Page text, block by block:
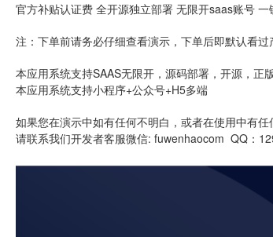
官方补贴认证费 全开源独立部署 无限开saas账号
注：下单前请务必仔细查看演示，下单后即默认看
本应用系统支持SAAS无限开，源码部署，开源，正
本应用系统支持小程序+公众号+H5多端
如果您在演示中如有任何不明白，或者在使用中有任
请联系我们开发者客服微信: fuwenhaocom QQ：